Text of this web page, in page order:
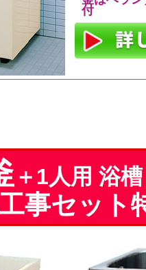
付
＋1人用 浴槽
事セット